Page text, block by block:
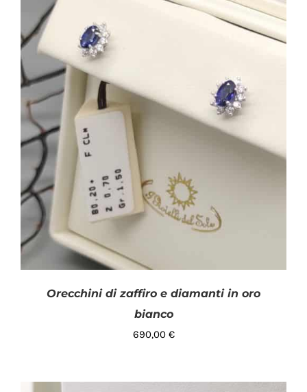
Orecchini di zaffiro e diamanti in oro
bianco
690,00 €